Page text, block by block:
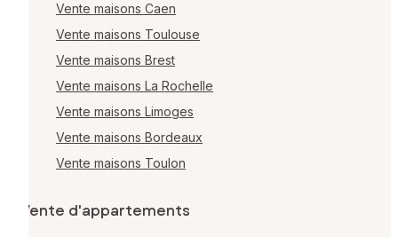
Vente maisons Caen
Vente maisons Toulouse
Vente maisons Brest
Vente maisons La Rochelle
Vente maisons Limoges
Vente maisons Bordeaux
Vente maisons Toulon
Vente d'appartements